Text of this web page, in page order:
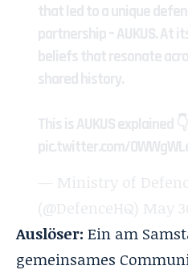
that led to a unique
partnership – AUKUS. At
beliefs that resonate
shared history.
This is AUKUS explained 👇
pic.twitter.com/
— Ministry of
(@DefenceHQ) May
Auslöser: Ein am
gemeinsames